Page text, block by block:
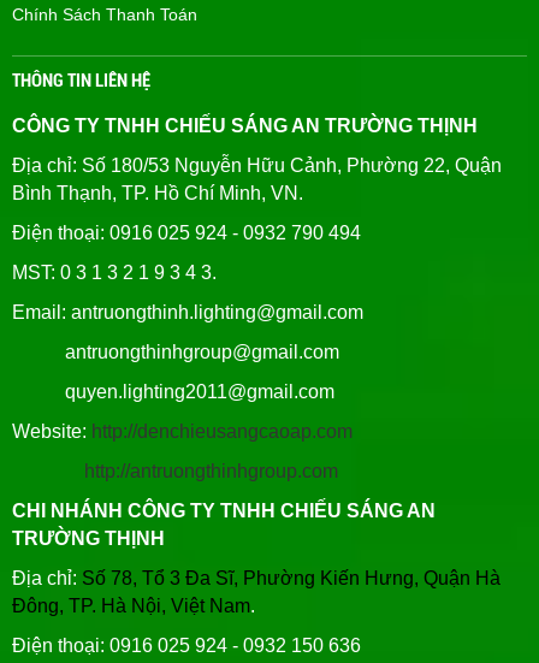
Chính Sách Thanh Toán
THÔNG TIN LIÊN HỆ
CÔNG TY TNHH CHIẾU SÁNG AN TRƯỜNG THỊNH
Địa chỉ: Số 180/53 Nguyễn Hữu Cảnh, Phường 22, Quận
Bình Thạnh, TP. Hồ Chí Minh, VN.
Điện thoại: 0916 025 924 - 0932 790 494
MST: 0 3 1 3 2 1 9 3 4 3.
Email: antruongthinh.lighting@gmail.com
antruongthinhgroup@gmail.com
quyen.lighting2011@gmail.com
Website: http://denchieusangcaoap.com
http://antruongthinhgroup.com
CHI NHÁNH CÔNG TY TNHH CHIẾU SÁNG AN
TRƯỜNG THỊNH
Địa chỉ: Số 78, Tổ 3 Đa Sĩ, Phường Kiến Hưng, Quận Hà
Đông, TP. Hà Nội, Việt Nam.
Điện thoại: 0916 025 924 - 0932 150 636